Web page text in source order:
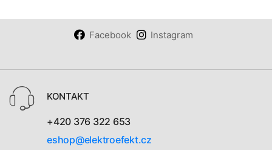
Facebook Instagram
KONTAKT
+420 376 322 653
eshop@elektroefekt.cz